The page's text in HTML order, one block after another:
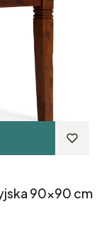
90x90 cm